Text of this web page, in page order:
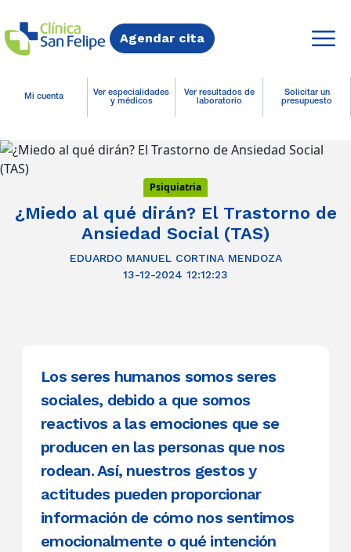
Agendar cita
Mi cuenta
Ver especialidades
y médicos
Ver resultados de
laboratorio
Solicitar un
presupuesto
Psiquiatria
¿Miedo al qué dirán? El Trastorno de
Ansiedad Social (TAS)
EDUARDO MANUEL CORTINA MENDOZA
13-12-2024 12:12:23
Los seres humanos somos seres
sociales, debido a que somos
reactivos a las emociones que se
producen en las personas que nos
rodean. Así, nuestros gestos y
actitudes pueden proporcionar
información de cómo nos sentimos
emocionalmente o qué intención